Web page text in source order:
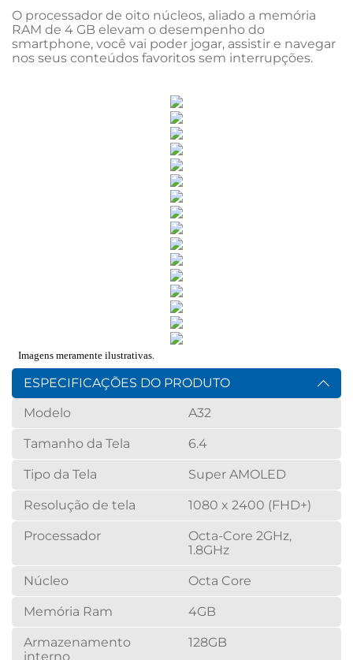
O processador de oito núcleos, aliado a memória
RAM de 4 GB elevam o desempenho do
smartphone, você vai poder jogar, assistir e navegar
nos seus conteúdos favoritos sem interrupções.
ESPECIFICAÇÕES DO PRODUTO
Modelo
A32
Tamanho da Tela 6.4
Tipo da Tela Super AMOLED
Resolução de tela 1080 x 2400 (FHD+)
Processador
Octa-Core 2GHz,
1.8GHz
Núcleo Octa Core
Memória Ram 4GB
Armazenamento
interno
128GB